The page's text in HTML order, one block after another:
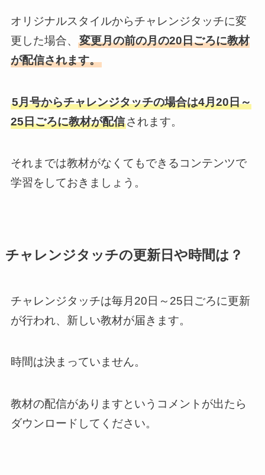
オリジナルスタイルからチャレンジタッチに変
更した場合、 変更月の前の月の20日ごろに教材
が配信されます。
5月号からチャレンジタッチの場合は4月20日～
25日ごろに教材が配信されます。
それまでは教材がなくてもできるコンテンツで
学習をしておきましょう。
チャレンジタッチの更新日や時間は？
チャレンジタッチは毎月20日～25日ごろに更新
が行われ、新しい教材が届きます。
時間は決まっていません。
教材の配信がありますというコメントが出たら
ダウンロードしてください。